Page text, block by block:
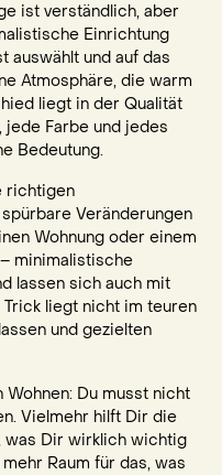
ist verständlich, aber
Einrichtung
auswählt und auf das
Atmosphäre, die warm
liegt in der Qualität
Farbe und jedes
Bedeutung.
richtigen
Veränderungen
Wohnung oder einem
minimalistische
lassen sich auch mit
liegt nicht im teuren
und gezielten
Du musst nicht
Vielmehr hilft Dir die
was Dir wirklich wichtig
Raum für das, was